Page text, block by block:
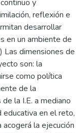
y
reflexión e
desarrollar
en un ambiente de
Las dimensiones de
son: la
como política
de la
la I.E. a mediano
educativa en el reto,
la ejecución